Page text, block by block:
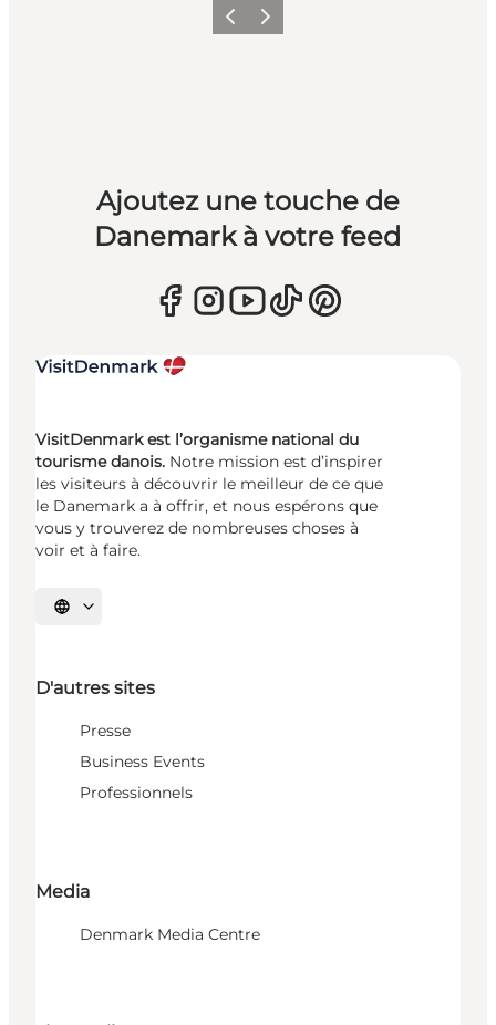
PrécédentSuivant
Ajoutez une touche de
Danemark à votre feed
VisitDenmark est l’organisme national du
tourisme danois. Notre mission est d’inspirer
les visiteurs à découvrir le meilleur de ce que
le Danemark a à offrir, et nous espérons que
vous y trouverez de nombreuses choses à
voir et à faire.
Choisissez la langue
D'autres sites
Presse
Business Events
Professionnels
Media
Denmark Media Centre